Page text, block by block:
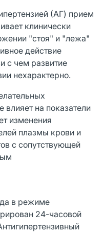
(АГ) прием
клинически
"стоя" и "лежа"
действие
с чем развитие
нехарактерно.
влияет на показатели
изменения
плазмы крови и
с сопутствующей
в режиме
24-часовой